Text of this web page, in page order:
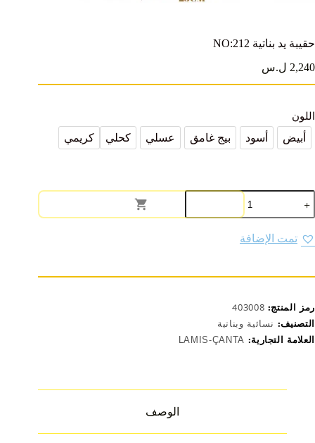
حقيبة يد بناتية NO:212
2,240 ل.س
اللون
أبيض أسود بيج غامق عسلي كحلي كريمي
كمية
حقيبة
يد
بناتية
NO:212
تمت الإضافة
رمز المنتج: 403008
التصنيف: نسائية وبناتية
العلامة التجارية: LAMIS-ÇANTA
الوصف